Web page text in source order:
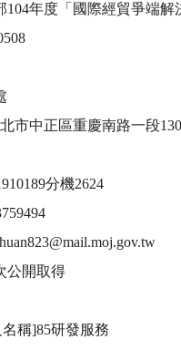
104年度「國際經貿爭端
市中正區重慶南路一段
分機2624
公開取得
稱]85研發服務